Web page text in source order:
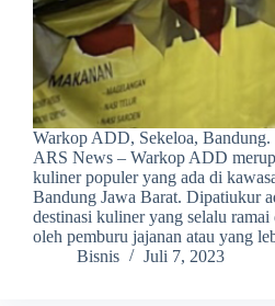
Warkop ADD, Sekeloa,
ARS News – Warkop ADD
kuliner populer yang ada di
Bandung Jawa Barat. Dipatiukur
destinasi kuliner yang selalu ramai
oleh pemburu jajanan atau yang
Bisnis
Juli 7, 2023